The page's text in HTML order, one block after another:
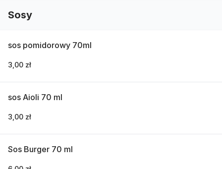
Sosy
sos pomidorowy 70ml
3,00 zł
sos Aioli 70 ml
3,00 zł
Sos Burger 70 ml